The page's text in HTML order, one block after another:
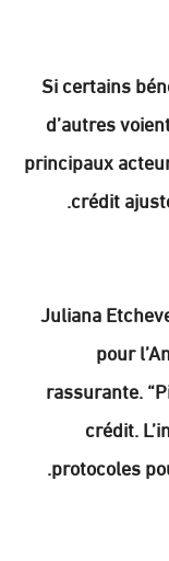
Si certains
d’autres
principaux
crédit
Juliana
pour
rassurante.
crédit.
protocoles